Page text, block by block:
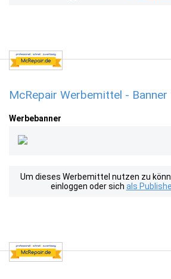
McRepair Werbemittel -
Werbebanner
Um dieses Werbemittel nutzen zu
einloggen oder sich als